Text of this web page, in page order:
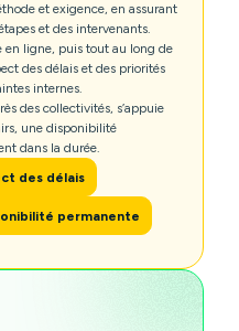
et exigence, en assurant
et des intervenants.
en ligne, puis tout au long de
des délais et des priorités
internes.
des collectivités, s’appuie
une disponibilité
dans la durée.
des délais
permanente